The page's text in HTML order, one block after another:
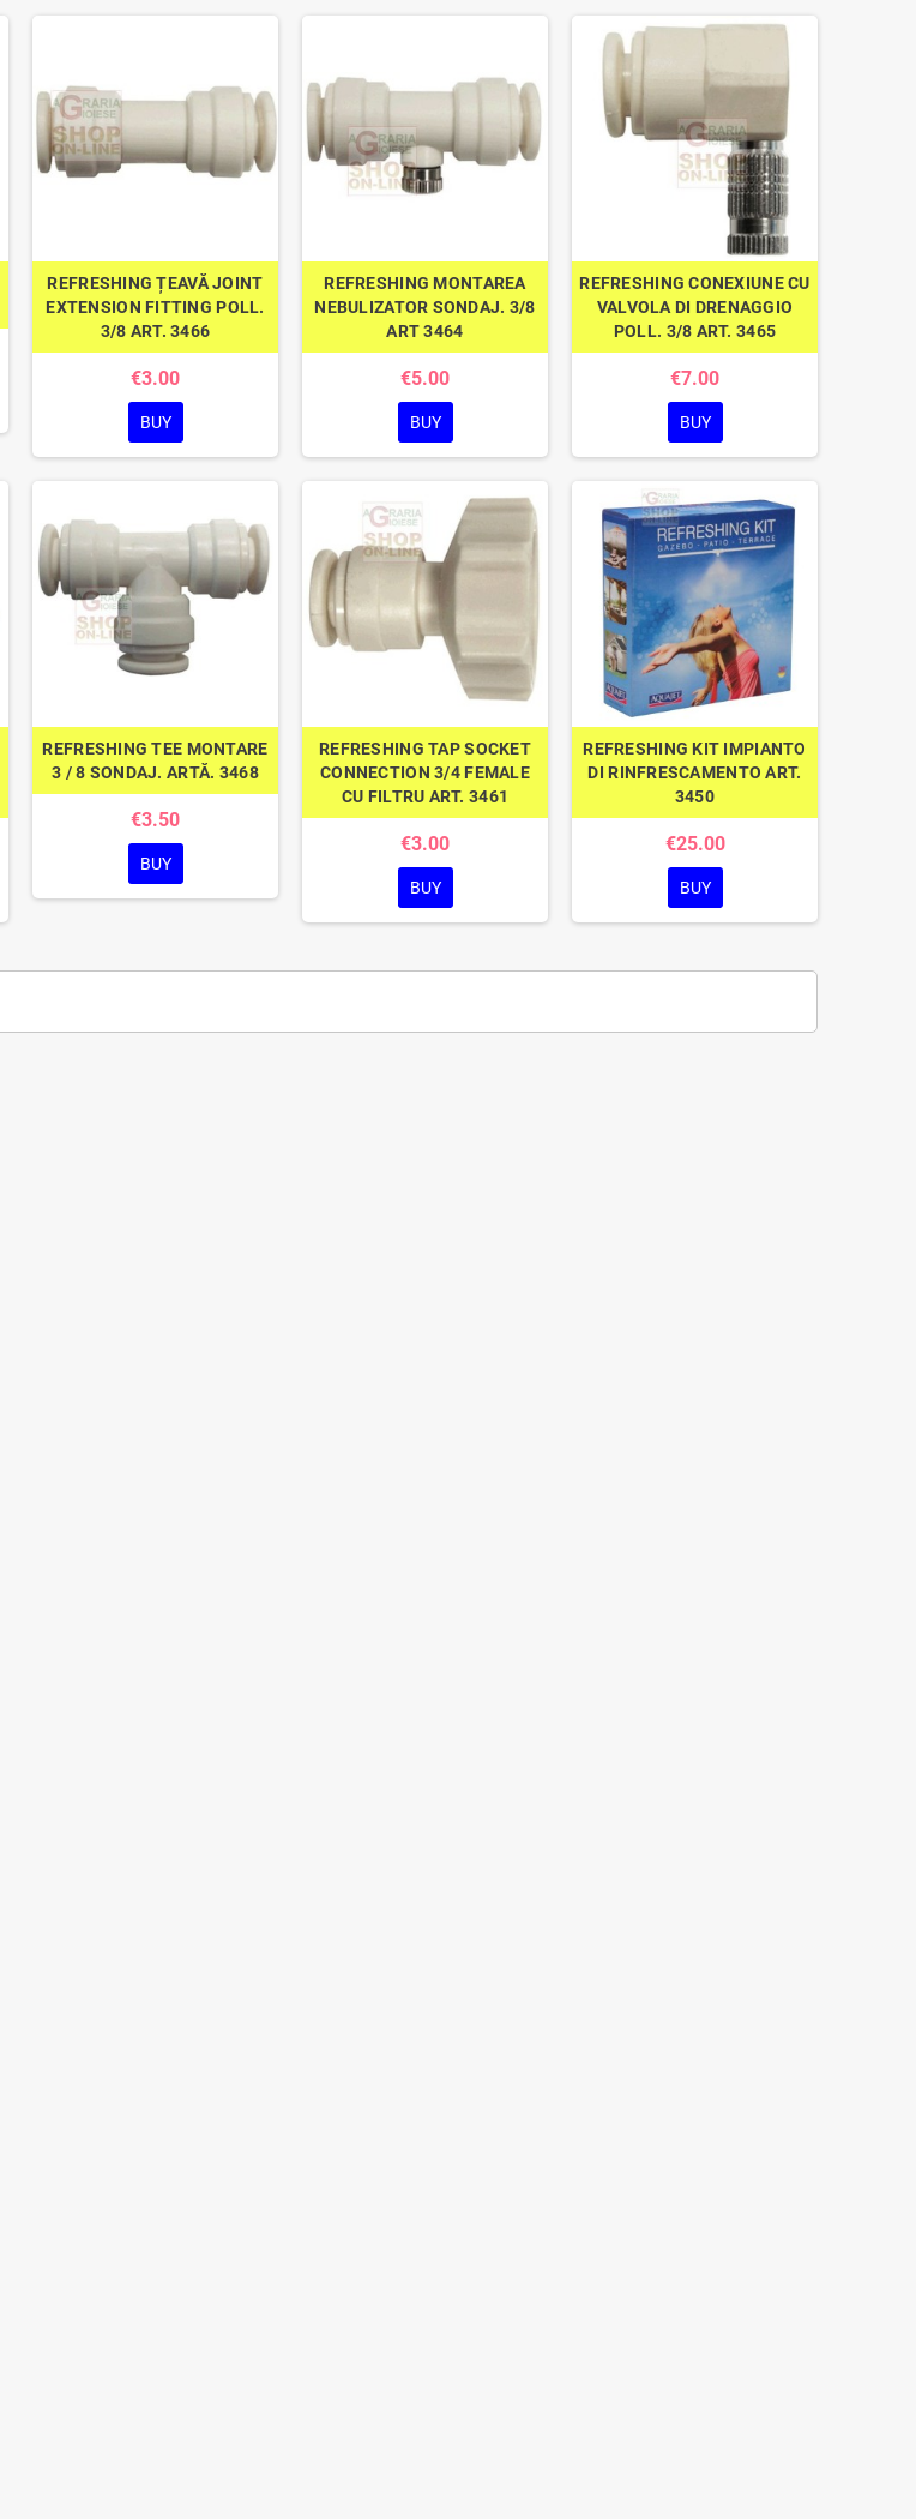
REFRESHING ȚEAVĂ JOINT
EXTENSION FITTING POLL.
3/8 ART. 3466
€3.00
BUY
REFRESHING MONTAREA
NEBULIZATOR SONDAJ. 3/8
ART 3464
€5.00
BUY
REFRESHING CONEXIUNE CU
VALVOLA DI DRENAGGIO
POLL. 3/8 ART. 3465
€7.00
BUY
REFRESHING TEE MONTARE
3 / 8 SONDAJ. ARTĂ. 3468
€3.50
BUY
REFRESHING TAP SOCKET
CONNECTION 3/4 FEMALE
CU FILTRU ART. 3461
€3.00
BUY
REFRESHING KIT IMPIANTO
DI RINFRESCAMENTO ART.
3450
€25.00
BUY